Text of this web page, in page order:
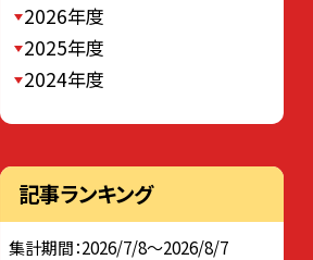
2026年度
2025年度
2024年度
記事ランキング
集計期間：2026/7/8～2026/8/7